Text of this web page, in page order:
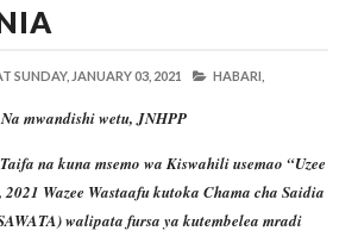
SUNDAY, JANUARY 03, 2021 HABARI,
Na mwandishi wetu, JNHPP
na kuna msemo wa Kiswahili usemao “Uzee
Wazee Wastaafu kutoka Chama cha Saidia
walipata fursa ya kutembelea mradi